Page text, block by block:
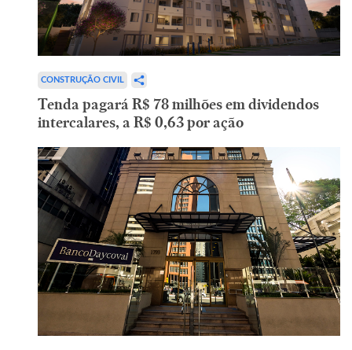
CONSTRUÇÃO CIVIL
Tenda pagará R$ 78 milhões em dividendos
intercalares, a R$ 0,63 por ação